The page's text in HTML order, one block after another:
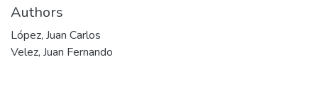
Authors
López, Juan Carlos
Velez, Juan Fernando